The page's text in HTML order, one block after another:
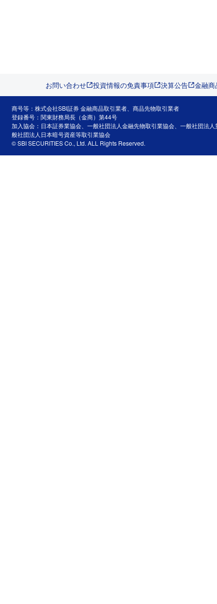
お問い合わせ 投資情報の免責事項 決算公告 金融
商号等：株式会社SBI証券 金融商品取引業者、商品先物取引業者
登録番号：関東財務局長（金商）第44号
加入協会：日本証券業協会、一般社団法人金融先物取引業協会、一般社団法
般社団法人日本暗号資産等取引業協会
© SBI SECURITIES Co., Ltd. ALL Rights Reserved.